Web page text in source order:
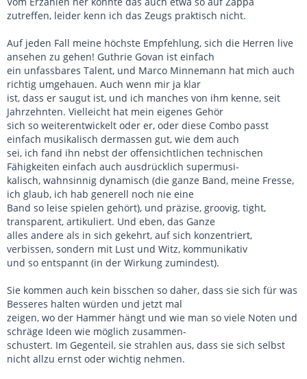
zutreffen, leider kenn ich das Zeugs praktisch nicht.
Auf jeden Fall meine höchste Empfehlung, sich die Herren live
ansehen zu gehen! Guthrie Govan ist einfach
ein unfassbares Talent, und Marco Minnemann hat mich auch
richtig umgehauen. Auch wenn mir ja klar
ist, dass er saugut ist, und ich manches von ihm kenne, seit
Jahrzehnten. Vielleicht hat mein eigenes Gehör
sich so weiterentwickelt oder er, oder diese Combo passt
einfach musikalisch dermassen gut, wie dem auch
sei, ich fand ihn nebst der offensichtlichen technischen
Fähigkeiten einfach auch ausdrücklich supermusi-
kalisch, wahnsinnig dynamisch (die ganze Band, meine Fresse,
ich glaub, ich hab generell noch nie eine
Band so leise spielen gehört), und präzise, groovig, tight,
transparent, artikuliert. Und eben, das Ganze
alles andere als in sich gekehrt, auf sich konzentriert,
verbissen, sondern mit Lust und Witz, kommunikativ
und so entspannt (in der Wirkung zumindest).
Sie kommen auch kein bisschen so daher, dass sie sich für was
Besseres halten würden und jetzt mal
zeigen, wo der Hammer hängt und wie man so viele Noten und
schräge Ideen wie möglich zusammen-
schustert. Im Gegenteil, sie strahlen aus, dass sie sich selbst
nicht allzu ernst oder wichtig nehmen.